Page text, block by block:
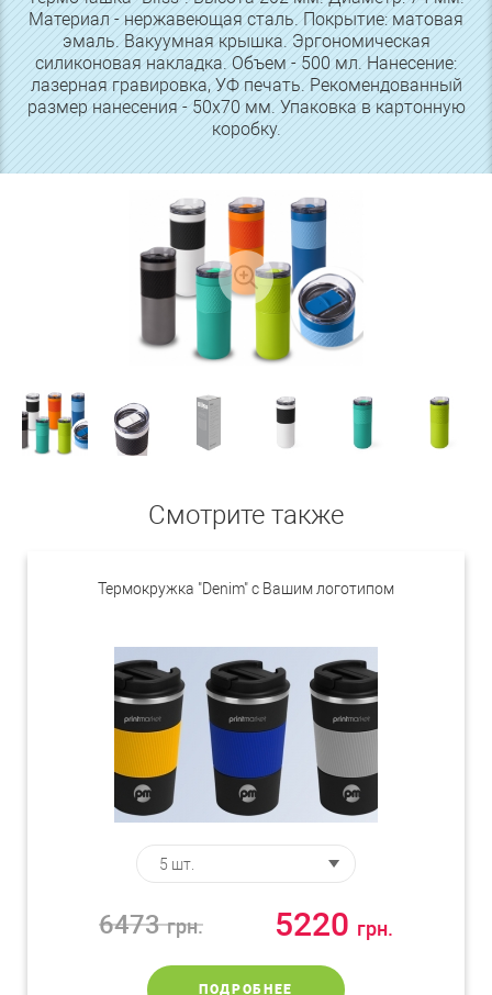
Материал - нержавеющая сталь. Покрытие: матовая
эмаль. Вакуумная крышка. Эргономическая
силиконовая накладка. Объем - 500 мл. Нанесение:
лазерная гравировка, УФ печать. Рекомендованный
размер нанесения - 50х70 мм. Упаковка в картонную
коробку.
Смотрите также
Термокружка "Denim" с Вашим логотипом
6473грн. 5220 грн.
ПОДРОБНЕЕ